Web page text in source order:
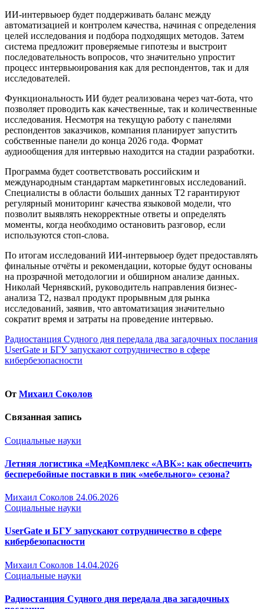
ИИ-интервьюер будет поддерживать баланс между
автоматизацией и контролем качества, начиная с определения
целей исследования и подбора подходящих методов. Затем
система предложит проверяемые гипотезы и выстроит
последовательность вопросов, что значительно упростит
процесс интервьюирования как для респондентов, так и для
исследователей.
Функциональность ИИ будет реализована через чат-бота, что
позволяет проводить как качественные, так и количественные
исследования. Несмотря на текущую работу с панелями
респондентов заказчиков, компания планирует запустить
собственные панели до конца 2026 года. Формат
аудиообщения для интервью находится на стадии разработки.
Программа будет соответствовать российским и
международным стандартам маркетинговых исследований.
Специалисты в области больших данных Т2 гарантируют
регулярный мониторинг качества языковой модели, что
позволит выявлять некорректные ответы и определять
моменты, когда необходимо остановить разговор, если
используются стоп-слова.
По итогам исследований ИИ-интервьюер будет предоставлять
финальные отчёты и рекомендации, которые будут основаны
на прозрачной методологии и обширном анализе данных.
Николай Чернявский, руководитель направления бизнес-
анализа Т2, назвал продукт прорывным для рынка
исследований, заявив, что автоматизация значительно
сократит время и затраты на проведение интервью.
Навигация
по
Радиостанция Судного дня передала два загадочных послания
UserGate и БГУ запускают сотрудничество в сфере
кибербезопасности
От Михаил Соколов
Связанная запись
Социальные науки
Летняя логистика «МедКомплекс «АВК»: как обеспечить
бесперебойные поставки в пик «мебельного» сезона?
Михаил Соколов 24.06.2026
Социальные науки
UserGate и БГУ запускают сотрудничество в сфере
кибербезопасности
Михаил Соколов 14.04.2026
Социальные науки
Радиостанция Судного дня передала два загадочных